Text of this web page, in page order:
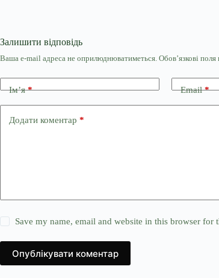
Залишити відповідь
Ваша e-mail адреса не оприлюднюватиметься. Обов’язкові поля
Ім’я* Email*
Додати коментар *
Save my name, email and website in this browser for
Опублікувати коментар